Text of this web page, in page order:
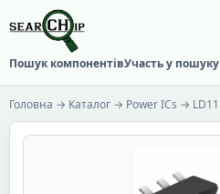
Пошук компонентівУчасть у пошуку
Головна → Каталог → Power ICs →